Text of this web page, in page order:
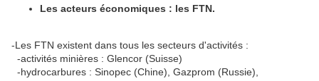
Les acteurs économiques : les FTN.
-Les FTN existent dans tous les secteurs d'activités :
-activités minières : Glencor (Suisse)
-hydrocarbures : Sinopec (Chine), Gazprom (Russie),